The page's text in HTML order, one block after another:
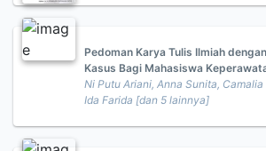
Pedoman Karya Tulis Ilmiah
Kasus Bagi Mahasiswa
Ni Putu Ariani, Anna Sunita,
Ida Farida [dan 5 lainnya]